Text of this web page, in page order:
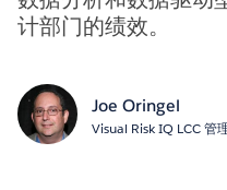
计部门的绩效。
Joe Oringel
Visual Risk IQ LCC 管